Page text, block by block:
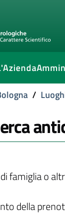
/
famiglia o
della